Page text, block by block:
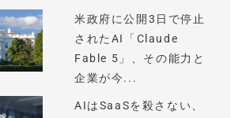
米政府に公開3日で停止
されたAI「Claude
Fable 5」、その能力と
企業が今...
AIはSaaSを殺さない、